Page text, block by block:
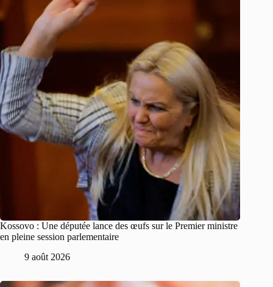
Kossovo : Une députée lance des œufs sur le Premier ministre
en pleine session parlementaire
9 août 2026